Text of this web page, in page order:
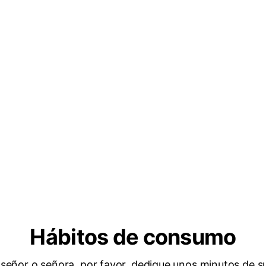
Hábitos de consumo